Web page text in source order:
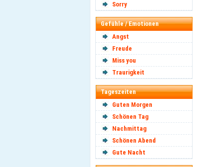
Sorry
Gefühle / Emotionen
Angst
Freude
Miss you
Traurigkeit
Tageszeiten
Guten Morgen
Schönen Tag
Nachmittag
Schönen Abend
Gute Nacht